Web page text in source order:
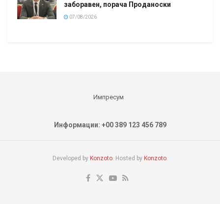
заборавен, порача Проданоски
07/08/2026
Импресум
Информации: +00 389 123 456 789
Developed by Konzoto. Hosted by Konzoto.